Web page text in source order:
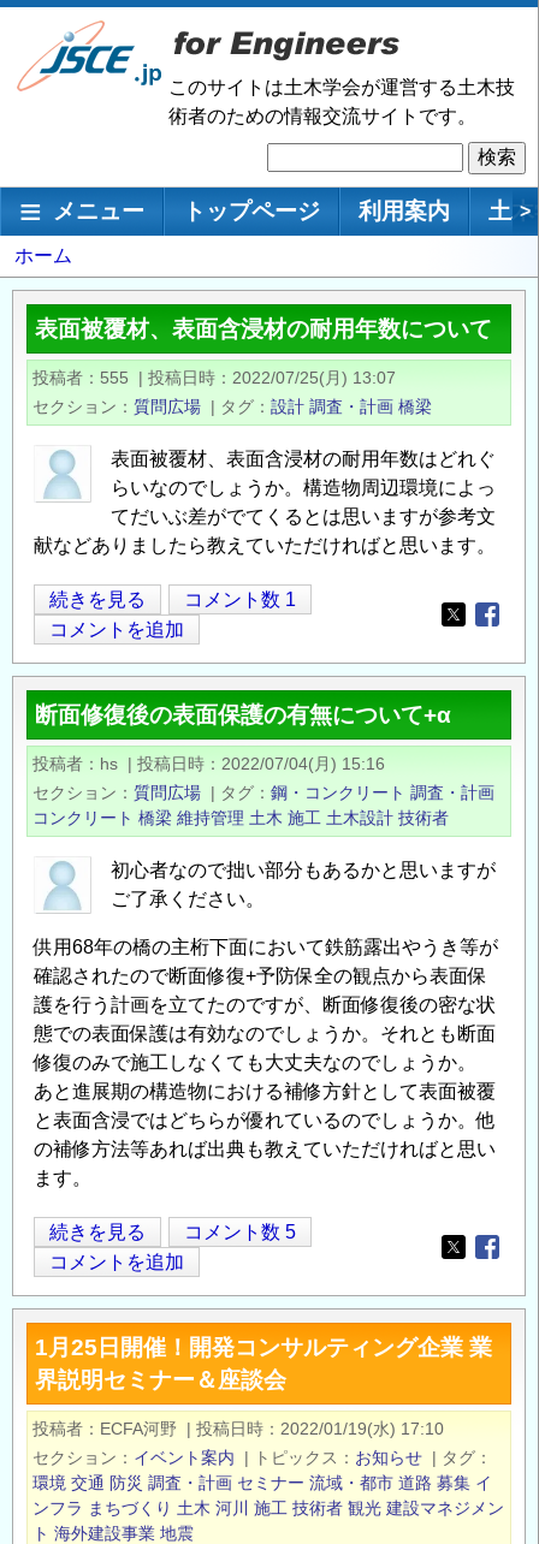
メ
ン
移
このサイトは土木学会が運営する土木技
術者のための情報交流サイトです。
索
メインナビゲーション
メニュー トップページ 利用案内 土 >
パ
ン
く
ず
ホーム
表面被覆材、表面含浸材の耐用年数について
投稿者 555 | 投稿日時
2022/07/25(月) 13:07
セクション
質問広場 | タグ 設計 調査・計画 橋梁
表面被覆材、表面含浸材の耐用年数はどれぐ
らいなのでしょうか。構造物周辺環境によっ
てだいぶ差がでてくるとは思いますが参考文
献などありましたら教えていただければと思います。
表
面
被
覆
材、
表
含
浸
材
の
用
年
数
に
つ
い
て
の
続きを見る
コメント数 1
コメントを追加
Opens in
断面修復後の表面保護の有無について+α
投稿者 hs | 投稿日時
2022/07/04(月) 15:16
セクション
質問広場 | タグ 鋼・コンクリート 調査・計画
コンクリート 橋梁 維持管理 土木 施工 土木設計 技術者
初心者なので拙い部分もあるかと思いますが
ご了承ください。
供用68年の橋の主桁下面において鉄筋露出やうき等が
確認されたので断面修復+予防保全の観点から表面保
護を行う計画を立てたのですが、断面修復後の密な状
態での表面保護は有効なのでしょうか。それとも断面
修復のみで施工しなくても大丈夫なのでしょうか。
あと進展期の構造物における補修方針として表面被覆
と表面含浸ではどちらが優れているのでしょうか。他
の補修方法等あれば出典も教えていただければと思い
ます。
断
面
修
復
後
の
表
面
保
護
の
続きを見る
コメント数 5
コメントを追加
Opens in
1月25日開催！開発コンサルティング企業 業
界説明セミナー＆座談会
投稿者 ECFA河野 | 投稿日時
2022/01/19(水) 17:10
セクション
イベント案内 | トピックス お知らせ | タグ
環境 交通 防災 調査・計画 セミナー 流域・都市 道路 募集 イ
ンフラ まちづくり 土木 河川 施工 技術者 観光 建設マネジメン
ト 海外建設事業 地震